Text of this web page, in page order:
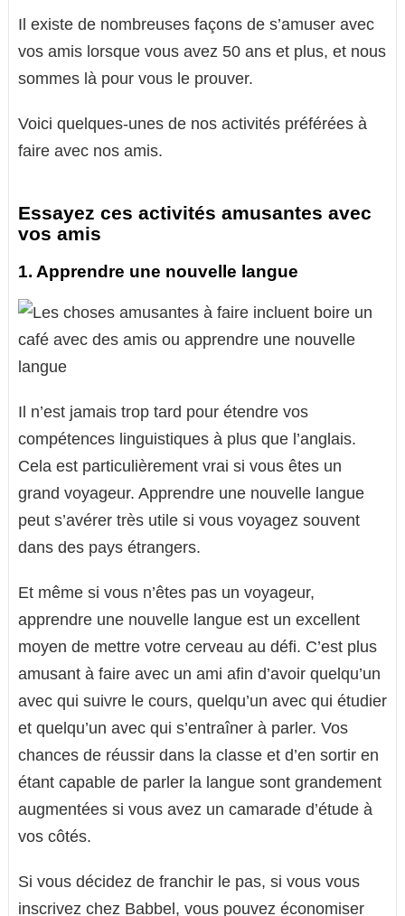
Il existe de nombreuses façons de s’amuser avec
vos amis lorsque vous avez 50 ans et plus, et nous
sommes là pour vous le prouver.
Voici quelques-unes de nos activités préférées à
faire avec nos amis.
Essayez ces activités amusantes avec
vos amis
1. Apprendre une nouvelle langue
Il n’est jamais trop tard pour étendre vos
compétences linguistiques à plus que l’anglais.
Cela est particulièrement vrai si vous êtes un
grand voyageur. Apprendre une nouvelle langue
peut s’avérer très utile si vous voyagez souvent
dans des pays étrangers.
Et même si vous n’êtes pas un voyageur,
apprendre une nouvelle langue est un excellent
moyen de mettre votre cerveau au défi. C’est plus
amusant à faire avec un ami afin d’avoir quelqu’un
avec qui suivre le cours, quelqu’un avec qui étudier
et quelqu’un avec qui s’entraîner à parler. Vos
chances de réussir dans la classe et d’en sortir en
étant capable de parler la langue sont grandement
augmentées si vous avez un camarade d’étude à
vos côtés.
Si vous décidez de franchir le pas, si vous vous
inscrivez chez Babbel, vous pouvez économiser